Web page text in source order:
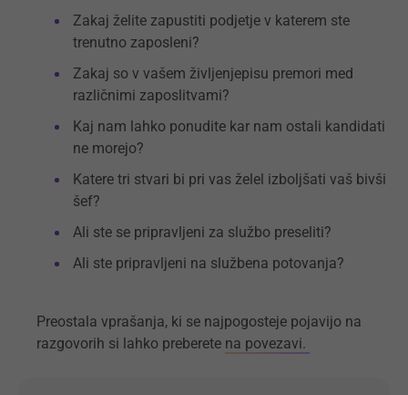
Zakaj želite zapustiti podjetje v katerem ste
trenutno zaposleni?
Zakaj so v vašem življenjepisu premori med
različnimi zaposlitvami?
Kaj nam lahko ponudite kar nam ostali kandidati
ne morejo?
Katere tri stvari bi pri vas želel izboljšati vaš bivši
šef?
Ali ste se pripravljeni za službo preseliti?
Ali ste pripravljeni na službena potovanja?
Preostala vprašanja, ki se najpogosteje pojavijo na
razgovorih si lahko preberete na povezavi.